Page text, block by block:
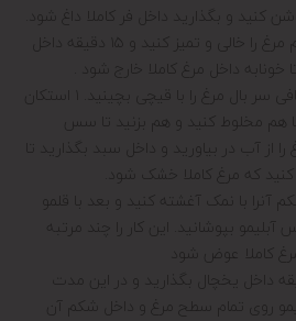
کنید و بگذارید داخل فر کاملا داغ شود.
مرغ را بشوئید، درون شکم مرغ را خالی و تمیز کنید و ۱۵ دقیقه داخل
خونابه داخل مرغ کاملا خارج شود .
Iبعد گردن و قسمتهای اضافی سر بال مرغ را با قیچی بچینید. ۱ استکان
با هم مخلوط کنید و هم بزنید تا سس
از آب در بیاورید و داخل سبد بگذارید تا
که مرغ کاملا خشک شود.
با نمک آغشته کنید و بعد با قلمو
بپوشانید. این کار را چند مرتبه
کاملا عوض شود
دار شده را ۱۰ دقیقه داخل یخچال بگذارید و در این مدت
روی تمام سطح مرغ و داخل شکم آن